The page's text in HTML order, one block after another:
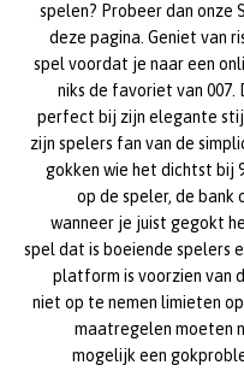
spelen? Probeer dan onze
deze pagina. Geniet van
spel voordat je naar een
niks de favoriet van 007.
perfect bij zijn elegante
zijn spelers fan van de
gokken wie het dichtst bij
op de speler, de bank
wanneer je juist gegokt
spel dat is boeiende spelers
platform is voorzien van
niet op te nemen limieten
maatregelen moeten
mogelijk een